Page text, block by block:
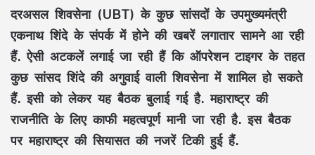
दरअसल शिवसेना (UBT) के कुछ सांसदों के उपमुख्यमंत्री
एकनाथ शिंदे के संपर्क में होने की खबरें लगातार सामने आ रही
हैं. ऐसी अटकलें लगाई जा रही हैं कि ऑपरेशन टाइगर के तहत
कुछ सांसद शिंदे की अगुवाई वाली शिवसेना में शामिल हो सकते
हैं. इसी को लेकर यह बैठक बुलाई गई है. महाराष्ट्र की
राजनीति के लिए काफी महत्वपूर्ण मानी जा रही है. इस बैठक
पर महाराष्ट्र की सियासत की नजरें टिकी हुई हैं.